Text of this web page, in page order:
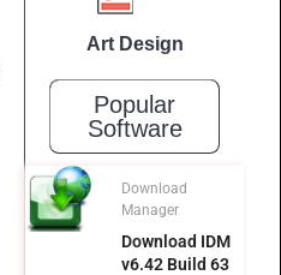
Art Design
Popular
Software
Download
Manager
Download IDM
v6.42 Build 63